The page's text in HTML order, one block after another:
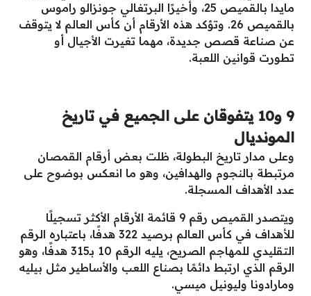
مايدا بالقميص 25، وأخيرًا البرتغالي جونزالو راموس
بالقميص 26. وتؤكد هذه الأرقام أن كأس العالم لا يتوقف
عن صناعة قصص جديدة، مهما تغيرت الأجيال أو
تطورت قوانين اللعبة.
9 و10 يتفوقان على الجميع في تاريخ
المونديال
وعلى مدار تاريخ البطولة، ظلت بعض أرقام القمصان
مرتبطة بالنجوم والهدافين، وهو ما انعكس بوضوح على
عدد الأهداف المسجلة.
ويتصدر القميص رقم 9 قائمة الأرقام الأكثر تسجيلًا
للأهداف في كأس العالم برصيد 322 هدفًا، باعتباره الرقم
التقليدي للمهاجم الصريح، يليه الرقم 10 بـ315 هدفًا، وهو
الرقم الذي ارتبط دائمًا بصناع اللعب والأساطير مثل بيليه
ومارادونا وليونيل ميسي.